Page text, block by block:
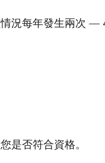
況每年發生兩次 —
是否符合資格。